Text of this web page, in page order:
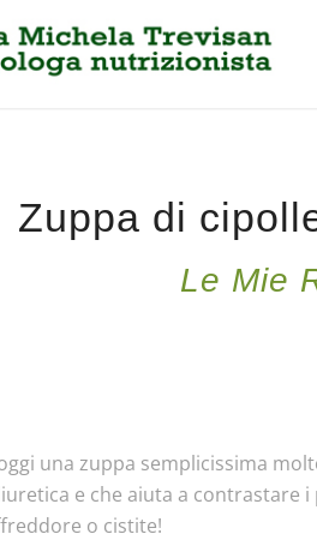
Zuppa di
Le Mie
una zuppa semplicissima
e che aiuta a contrastare i
o cistite!